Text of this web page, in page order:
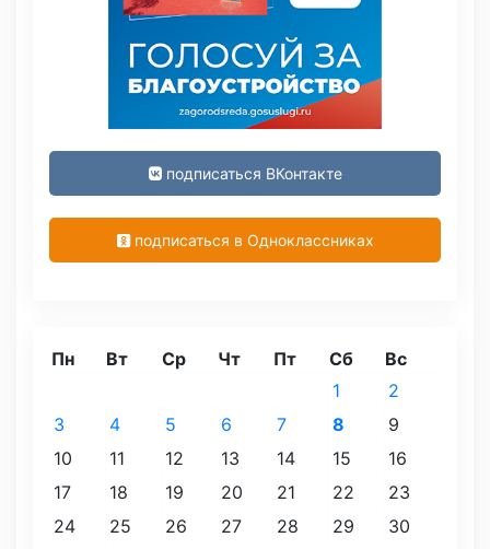
подписаться ВКонтакте
подписаться в Одноклассниках
Пн Вт Ср Чт Пт Сб
Вс
1
2
3
4 5 6 7 8
9
10
11 12 13 14 15
16
17
18 19 20 21 22
23
24
25 26 27 28 29
30